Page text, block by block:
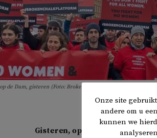
de Dam, gisteren (Foto: Broken)
Gisteren, op Internationale
Onze site
andere om u
kunnen we